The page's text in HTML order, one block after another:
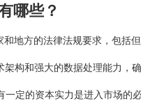
哪些？
地方的法律法规要求，包括
构和强大的数据处理能力，
定的资本实力是进入市场的